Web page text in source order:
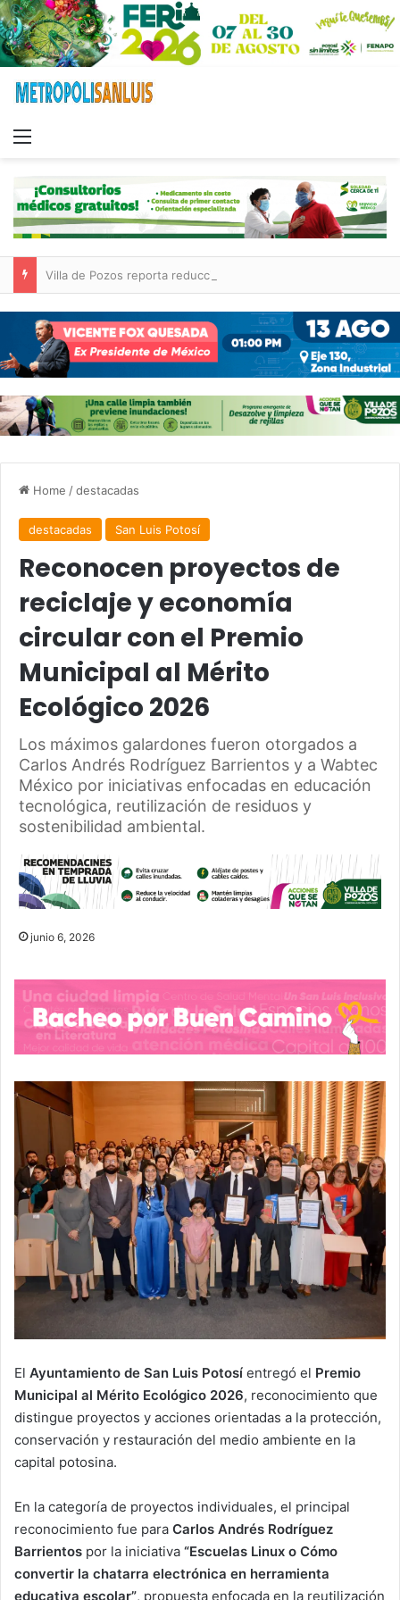
Home /destacadas
destacadas San Luis Potosí
Reconocen proyectos de
reciclaje y economía
circular con el Premio
Municipal al Mérito
Ecológico 2026
Los máximos galardones fueron otorgados a
Carlos Andrés Rodríguez Barrientos y a Wabtec
México por iniciativas enfocadas en educación
tecnológica, reutilización de residuos y
sostenibilidad ambiental.
junio 6, 2026
El Ayuntamiento de San Luis Potosí entregó el Premio
Municipal al Mérito Ecológico 2026, reconocimiento que
distingue proyectos y acciones orientadas a la protección,
conservación y restauración del medio ambiente en la
capital potosina.
En la categoría de proyectos individuales, el principal
reconocimiento fue para Carlos Andrés Rodríguez
Barrientos por la iniciativa “Escuelas Linux o Cómo
convertir la chatarra electrónica en herramienta
educativa escolar”, propuesta enfocada en la reutilización